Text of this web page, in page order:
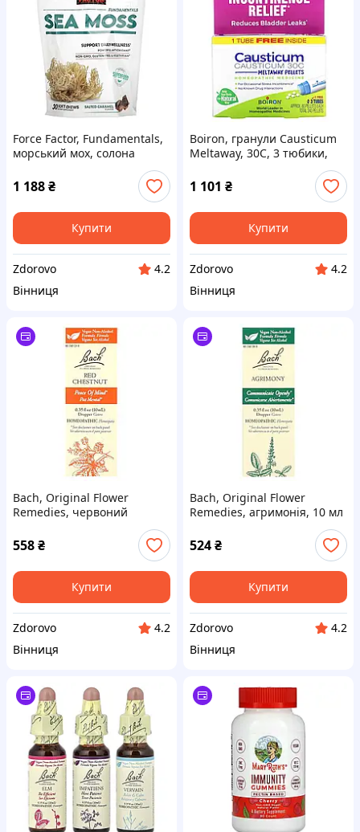
Force Factor, Fundamentals,
морський мох, солона
жувальних таблеток
1 188₴
Купити
Zdorovo
4.2
Вінниця
Boiron, гранули Causticum
Meltaway, 30C, 3 тюбики,
прибл. 80 гранул у кожному
1 101 ₴
Купити
Zdorovo
4.2
Вінниця
Bach, Original Flower
Remedies, червоний
каштан, 10 мл (0,35 рідк.
унції)
558₴
Купити
Zdorovo
4.2
Вінниця
Bach, Original Flower
Remedies, агримонія, 10 мл
524₴
Купити
Zdorovo
4.2
Вінниця